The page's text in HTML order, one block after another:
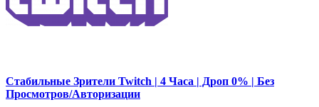
Стабильные Зрители Twitch | 4 Часа | Дроп 0% | Без
Просмотров/Авторизации